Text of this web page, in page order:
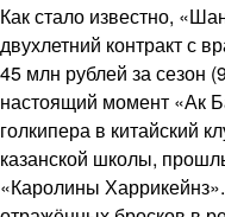
Как стало известно,
двухлетний контракт с
45 млн рублей за сезон
настоящий момент «Ак
голкипера в китайский
казанской школы,
«Каролины